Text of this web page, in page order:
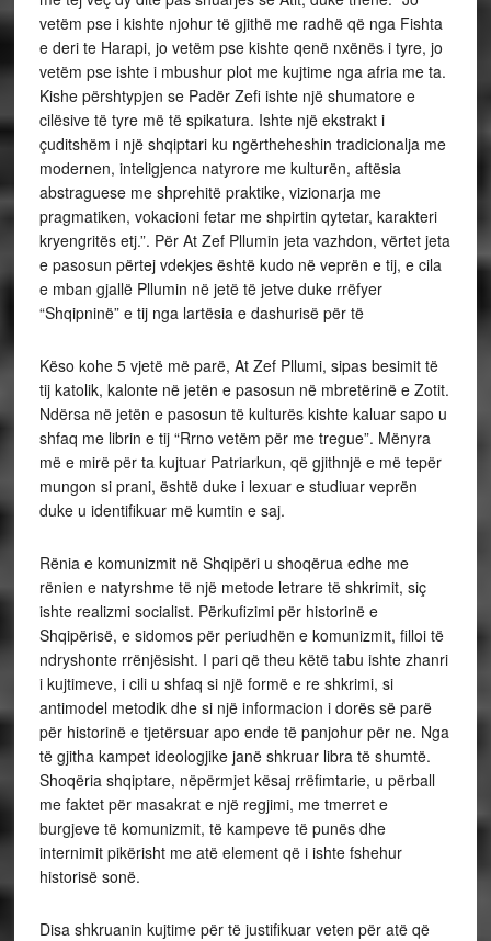
vetëm pse i kishte njohur të gjithë me radhë që nga Fishta
e deri te Harapi, jo vetëm pse kishte qenë nxënës i tyre, jo
vetëm pse ishte i mbushur plot me kujtime nga afria me ta.
Kishe përshtypjen se Padër Zefi ishte një shumatore e
cilësive të tyre më të spikatura. Ishte një ekstrakt i
çuditshëm i një shqiptari ku ngërtheheshin tradicionalja me
modernen, inteligjenca natyrore me kulturën, aftësia
abstraguese me shprehitë praktike, vizionarja me
pragmatiken, vokacioni fetar me shpirtin qytetar, karakteri
kryengritës etj.”. Për At Zef Pllumin jeta vazhdon, vërtet jeta
e pasosun përtej vdekjes është kudo në veprën e tij, e cila
e mban gjallë Pllumin në jetë të jetve duke rrëfyer
“Shqipninë” e tij nga lartësia e dashurisë për të
Këso kohe 5 vjetë më parë, At Zef Pllumi, sipas besimit të
tij katolik, kalonte në jetën e pasosun në mbretërinë e Zotit.
Ndërsa në jetën e pasosun të kulturës kishte kaluar sapo u
shfaq me librin e tij “Rrno vetëm për me tregue”. Mënyra
më e mirë për ta kujtuar Patriarkun, që gjithnjë e më tepër
mungon si prani, është duke i lexuar e studiuar veprën
duke u identifikuar më kumtin e saj.
Rënia e komunizmit në Shqipëri u shoqërua edhe me
rënien e natyrshme të një metode letrare të shkrimit, siç
ishte realizmi socialist. Përkufizimi për historinë e
Shqipërisë, e sidomos për periudhën e komunizmit, filloi të
ndryshonte rrënjësisht. I pari që theu këtë tabu ishte zhanri
i kujtimeve, i cili u shfaq si një formë e re shkrimi, si
antimodel metodik dhe si një informacion i dorës së parë
për historinë e tjetërsuar apo ende të panjohur për ne. Nga
të gjitha kampet ideologjike janë shkruar libra të shumtë.
Shoqëria shqiptare, nëpërmjet kësaj rrëfimtarie, u përball
me faktet për masakrat e një regjimi, me tmerret e
burgjeve të komunizmit, të kampeve të punës dhe
internimit pikërisht me atë element që i ishte fshehur
historisë sonë.
Disa shkruanin kujtime për të justifikuar veten për atë që